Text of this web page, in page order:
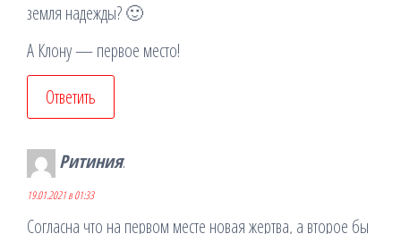
земля надежды? 🙂
А Клону — первое место!
Ответить
Ритиния:
19.01.2021 в 01:33
Согласна что на первом месте новая жертва, а второе бы